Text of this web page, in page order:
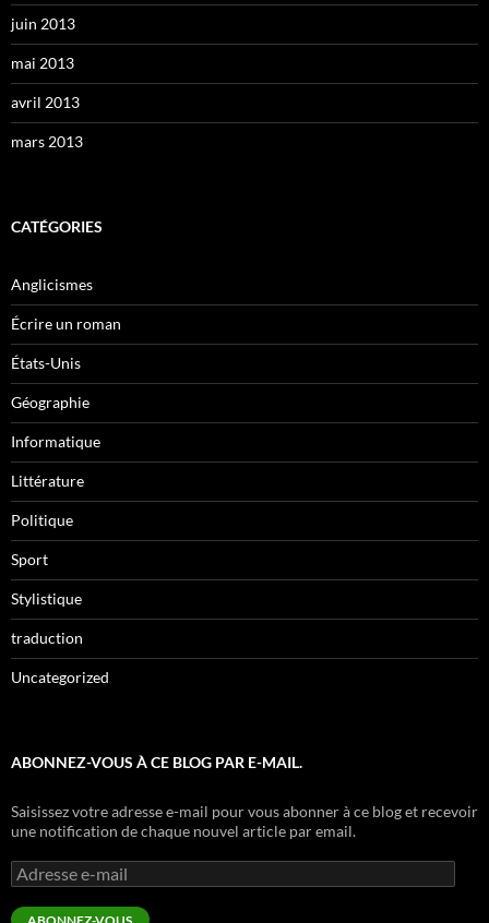
juin 2013
mai 2013
avril 2013
mars 2013
CATÉGORIES
Anglicismes
Écrire un roman
États-Unis
Géographie
Informatique
Littérature
Politique
Sport
Stylistique
traduction
Uncategorized
ABONNEZ-VOUS À CE BLOG PAR E-MAIL.
Saisissez votre adresse e-mail pour vous abonner à ce blog et recevoir
une notification de chaque nouvel article par email.
Adresse
e-
mail